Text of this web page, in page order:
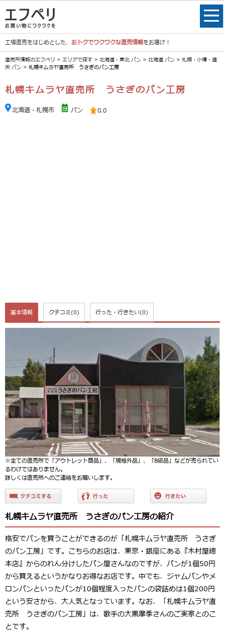
工場直売をはじめとした、 おトクでワクワクな直売情報をお届け！
直売所情報のエフペリ > エリアで探す > 北海道・東北 パン > 北海道 パン > 札幌・小樽・道
央 パン > 札幌キムラヤ直売所 うさぎのパン工房
札幌キムラヤ直売所 うさぎのパン工房
北海道・札幌市 パン 0.0
基本情報 クチコミ(0) 行った・行きたい(0)
※全ての直売所で「アウトレット商品」、「規格外品」、「B級品」などが売られてい
るわけではありません。
詳しくは直売所へのご連絡をお願いします。
札幌キムラヤ直売所 うさぎのパン工房の紹介
格安でパンを買うことができるのが「札幌キムラヤ直売所 うさぎ
のパン工房」です。こちらのお店は、東京・銀座にある『木村屋總
本店』からのれん分けしたパン屋さんなのですが、パンが1個50円
から買えるというかなりお得なお店です。中でも、ジャムパンやメ
ロンパンといったパンが10個程度入ったパンの袋詰めは1個200円
という安さから、大人気となっています。なお、「札幌キムラヤ直
売所 うさぎのパン工房」は、歌手の大黒摩季さんのご実家とのこ
とです。